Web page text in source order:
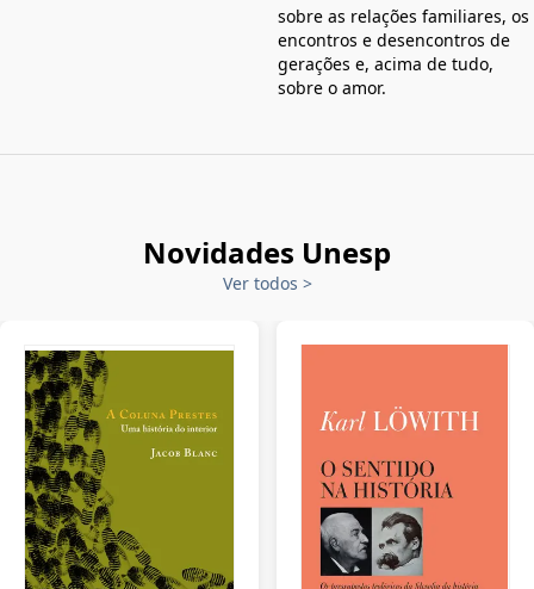
sobre as relações familiares, os
encontros e desencontros de
gerações e, acima de tudo,
sobre o amor.
Novidades Unesp
Ver todos >